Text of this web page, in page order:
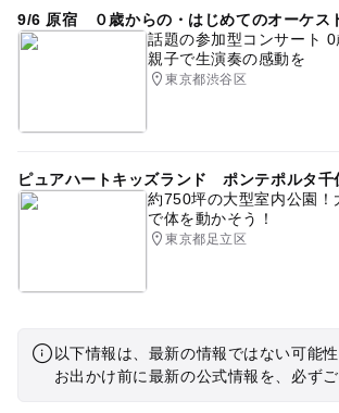
9/6 原宿 ０歳からの・はじめてのオーケス
話題の参加型コンサート 0
親子で生演奏の感動を
東京都渋谷区
ピュアハートキッズランド ポンテポルタ千
約750坪の大型室内公園！
で体を動かそう！
東京都足立区
以下情報は、最新の情報ではない可能性
お出かけ前に最新の公式情報を、必ずご